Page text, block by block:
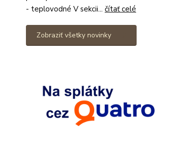
- teplovodné V sekcii... čítať celé
Zobraziť všetky novinky